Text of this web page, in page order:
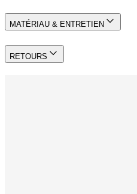
MATÉRIAU & ENTRETIEN
RETOURS